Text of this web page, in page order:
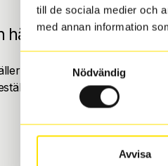
till de sociala medier och
med annan information
Nödvändig
Avvisa
hämta hos
dina nya däck eller fälgar
anger du datum